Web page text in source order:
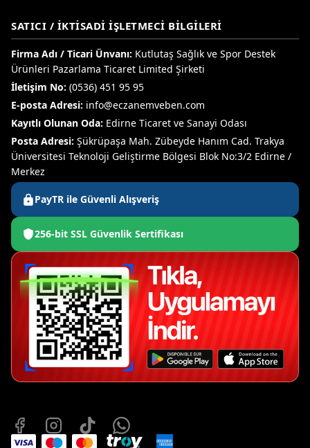
SATICI / İKTISADI İŞLETMECI BILGILERI
Firma Adı / Ticari Ünvanı: Kutlutaş Sağlık ve Spor Destek
Ürünleri Pazarlama Ticaret Limited Şirketi
İletişim No: (0536) 451 95 95
E-posta Adresi: info@eczanemveben.com
Kayıtlı Olunan Oda: Edirne Ticaret ve Sanayi Odası
Posta Adresi: Şükrüpaşa Mah. Zübeyde Hanım Cad. Trakya
Üniversitesi Teknoloji Geliştirme Bölgesi Blok No:3/2 Edirne /
Merkez
PayTR ile Güvenli Alışveriş
256-bit SSL Güvenlik Sertifikası